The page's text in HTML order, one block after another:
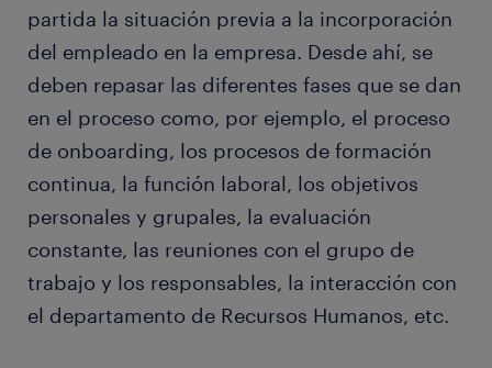
partida la situación previa a la incorporación
del empleado en la empresa. Desde ahí, se
deben repasar las diferentes fases que se dan
en el proceso como, por ejemplo, el proceso
de onboarding, los procesos de formación
continua, la función laboral, los objetivos
personales y grupales, la evaluación
constante, las reuniones con el grupo de
trabajo y los responsables, la interacción con
el departamento de Recursos Humanos, etc.